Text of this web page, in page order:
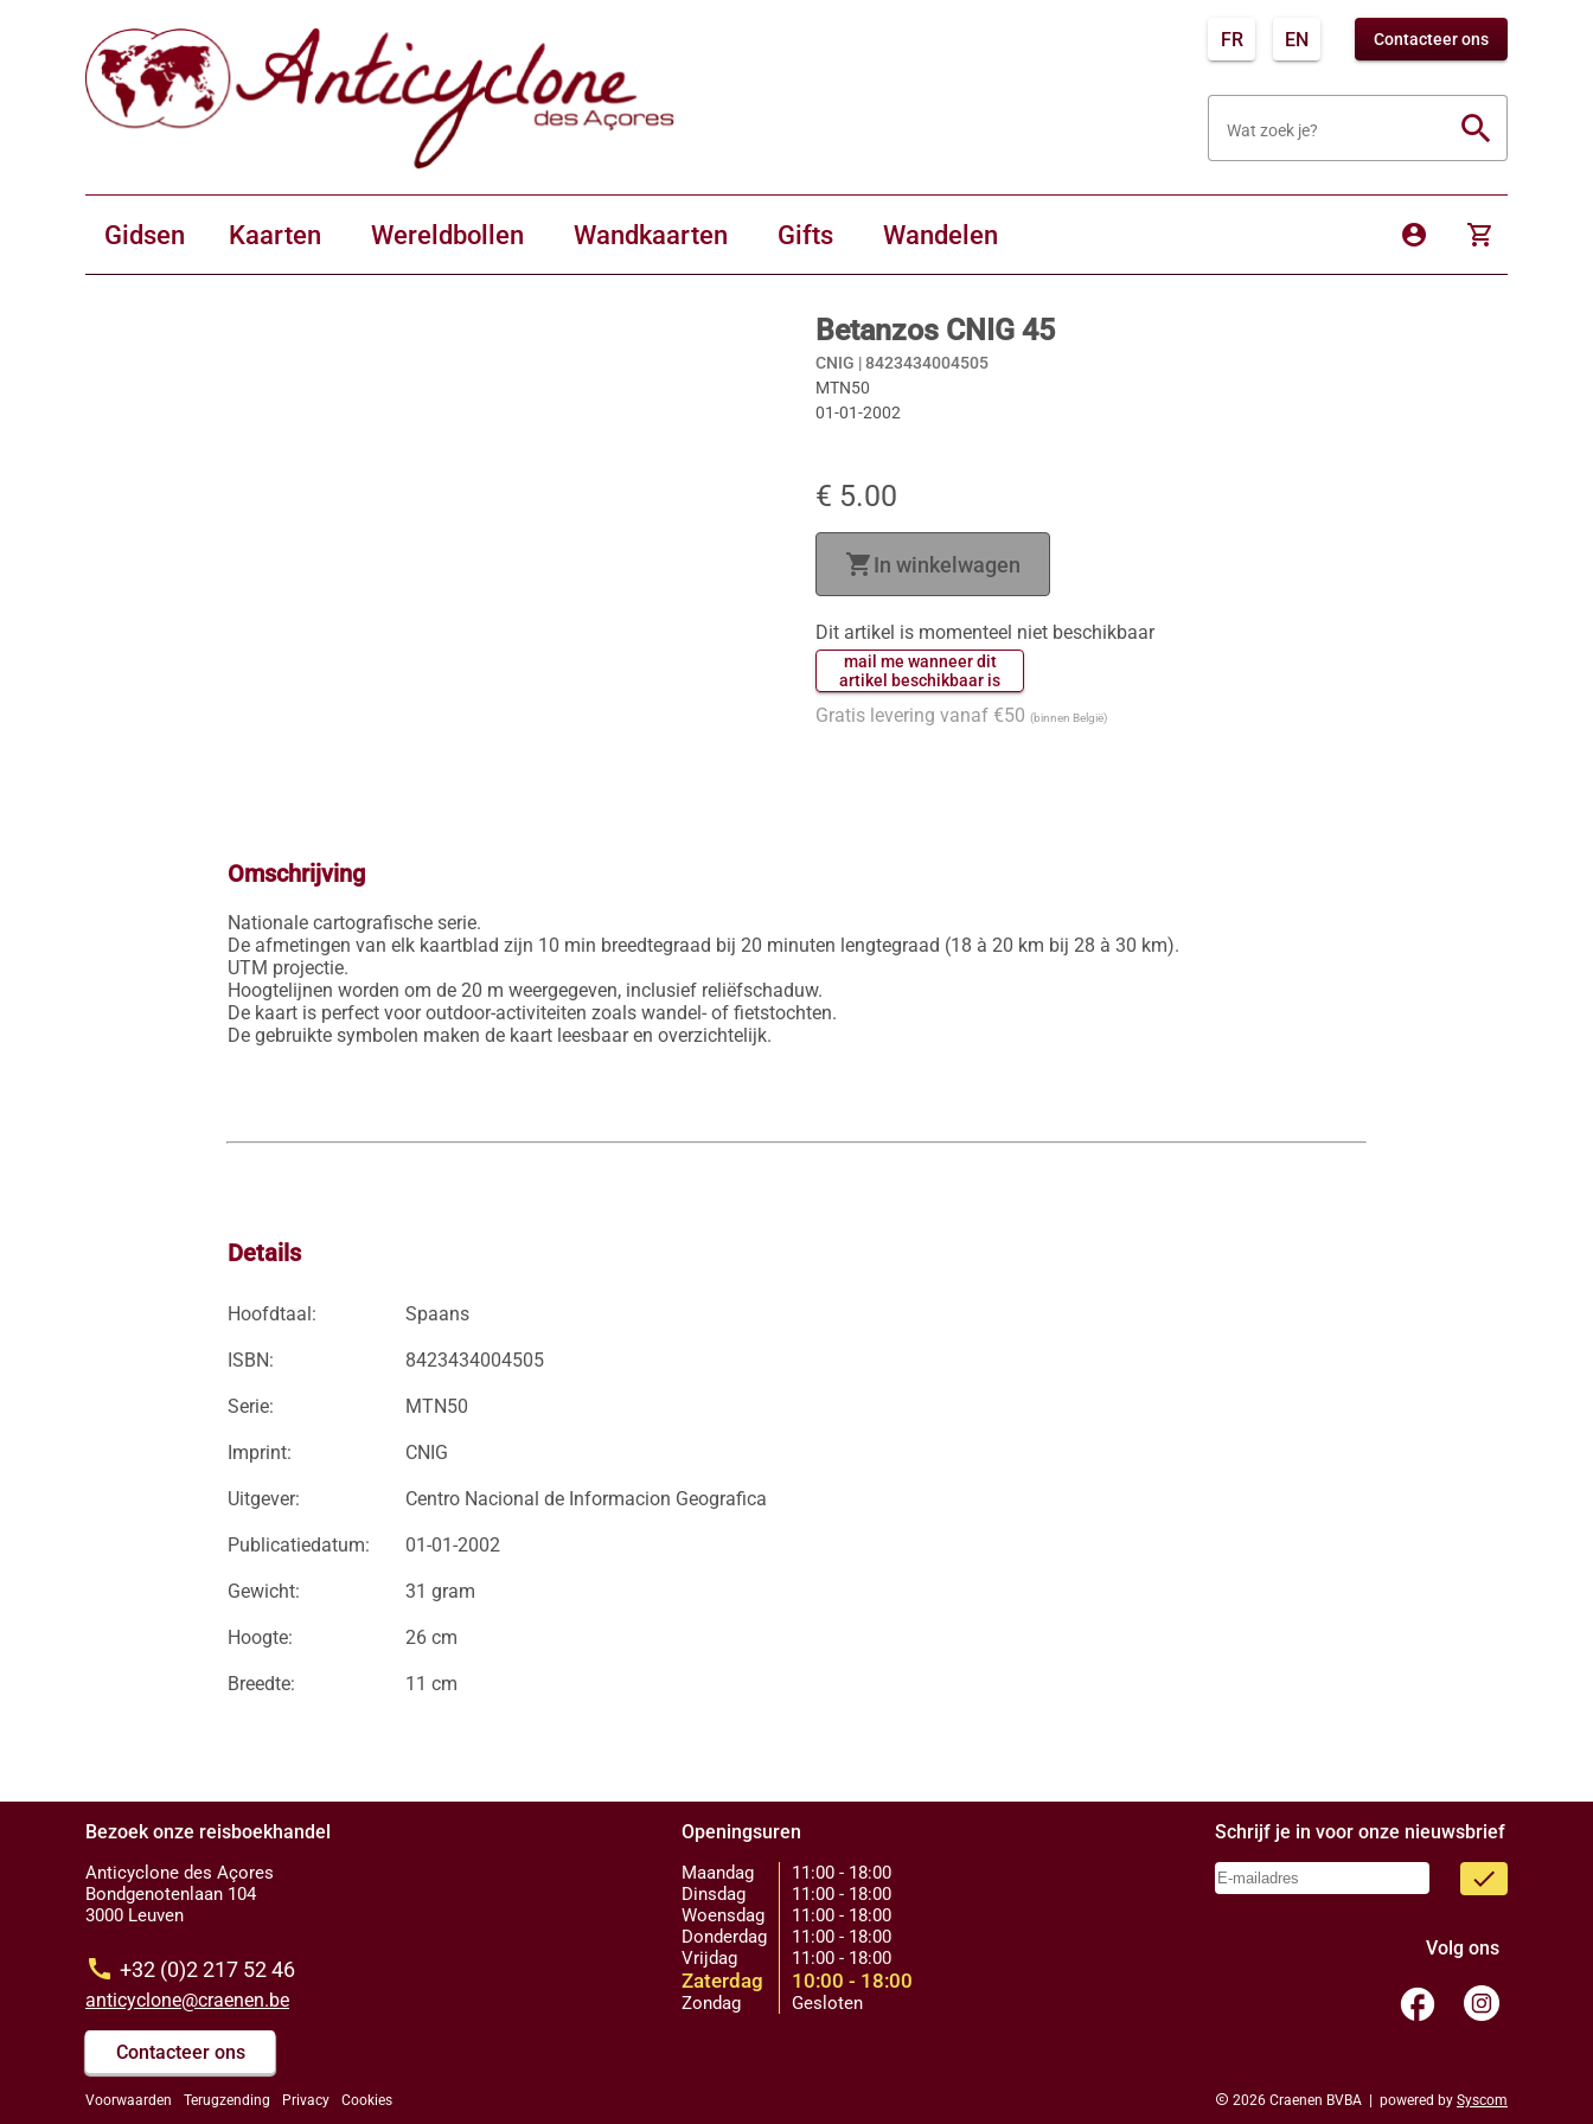
FR EN Contacteer ons
Wat zoek je? search
Gidsen Kaarten Wereldbollen Wandkaarten Gifts Wandelen account_circle shopping_cart
Betanzos CNIG 45
CNIG |8423434004505
MTN50
01-01-2002
€ 5.00
shopping_cartIn winkelwagen
Dit artikel is momenteel niet beschikbaar
mail me wanneer dit
Gratis levering vanaf €50 (binnen België)
Omschrijving
Nationale cartografische serie.
De afmetingen van elk kaartblad zijn 10 min breedtegraad bij 20 minuten lengtegraad (18 à 20 km bij 28 à 30 km).
UTM projectie.
Hoogtelijnen worden om de 20 m weergegeven, inclusief reliëfschaduw.
De kaart is perfect voor outdoor-activiteiten zoals wandel- of fietstochten.
Details
Hoofdtaal: Spaans
ISBN: 8423434004505
Serie: MTN50
Imprint: CNIG
Uitgever: Centro Nacional de Informacion Geografica
Publicatiedatum: 01-01-2002
Gewicht: 31 gram
Hoogte: 26 cm
Breedte: 11 cm
Bezoek onze reisboekhandel
Anticyclone des Açores
Bondgenotenlaan 104
3000 Leuven
call +32 (0)2 217 52 46
anticyclone@craenen.be
Contacteer ons
Voorwaarden Terugzending Privacy Cookies
Openingsuren
Maandag
Dinsdag
Woensdag
Donderdag
Vrijdag
Zaterdag
Zondag
11:00 - 18:00
11:00 - 18:00
11:00 - 18:00
11:00 - 18:00
11:00 - 18:00
10:00 - 18:00
Gesloten
Schrijf je in voor onze nieuwsbrief
done
Volg ons
facebook
copyright 2026 Craenen BVBA | powered by Syscom